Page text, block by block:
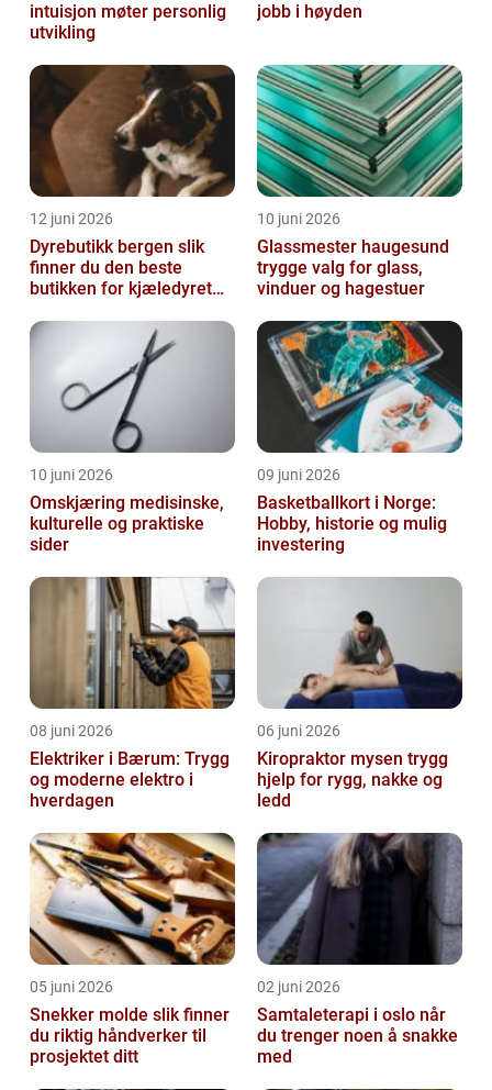
intuisjon møter personlig
utvikling
jobb i høyden
12 juni 2026
Dyrebutikk bergen slik
finner du den beste
butikken for kjæledyret
10 juni 2026
Glassmester haugesund
trygge valg for glass,
vinduer og hagestuer
10 juni 2026
Omskjæring medisinske,
kulturelle og praktiske
sider
09 juni 2026
Basketballkort i Norge:
Hobby, historie og mulig
investering
08 juni 2026
Elektriker i Bærum: Trygg
og moderne elektro i
hverdagen
06 juni 2026
Kiropraktor mysen trygg
hjelp for rygg, nakke og
ledd
05 juni 2026
Snekker molde slik finner
du riktig håndverker til
prosjektet ditt
02 juni 2026
Samtaleterapi i oslo når
du trenger noen å snakke
med